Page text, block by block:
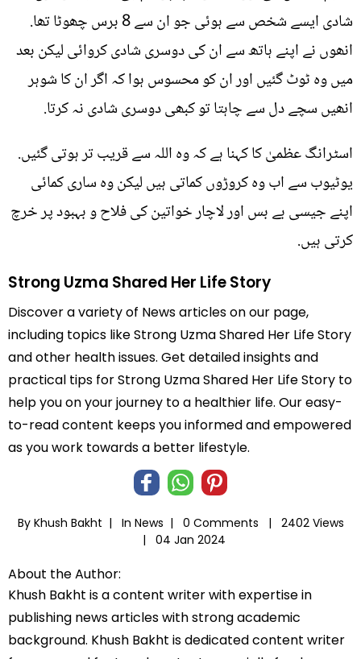
شادی ایسے شخص سے ہوئی جو ان سے 8 برس چھوٹا تھا.
انھوں نے اپنے ہاتھ سے ان کی دوسری شادی کروائی لیکن بعد
میں وہ ٹوٹ گئیں اور ان کو محسوس ہوا کہ اگر ان کا شوہر
انھیں سچے دل سے چاہتا تو کبھی دوسری شادی نہ کرتا.
اسٹرانگ عظمیٰ کا کہنا ہے کہ وہ اللہ سے قریب تر ہوتی گئیں.
یوٹیوب سے اب وہ کروڑوں کماتی ہیں لیکن وہ ساری کمائی
اپنے جیسی بے بس اور لاچار خواتین کی فلاح و بہبود پر خرچ
کرتی ہیں.
Strong Uzma Shared Her Life Story
Discover a variety of News articles on our page,
including topics like Strong Uzma Shared Her Life Story
and other health issues. Get detailed insights and
practical tips for Strong Uzma Shared Her Life Story to
help you on your journey to a healthier life. Our easy-
to-read content keeps you informed and empowered
as you work towards a better lifestyle.
By Khush Bakht | In News | 0 Comments |
2402 Views
|
04 Jan 2024
About the Author:
Khush Bakht is a content writer with expertise in
publishing news articles with strong academic
background. Khush Bakht is dedicated content writer